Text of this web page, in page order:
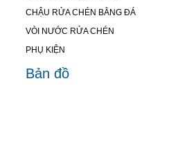
CHẬU RỬA CHÉN BẰNG ĐÁ
VÒI NƯỚC RỬA CHÉN
PHỤ KIỆN
Bản đồ